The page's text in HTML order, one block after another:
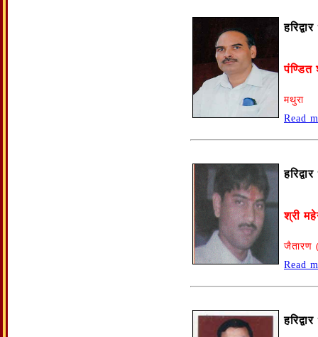
पंण्डित
मथुरा
Read
श्री
जैतारण
Read